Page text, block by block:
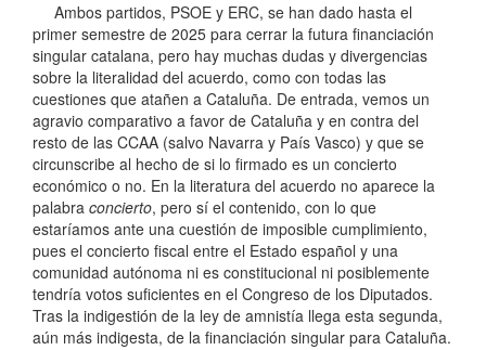
Ambos partidos, PSOE y ERC, se han dado hasta el
primer semestre de 2025 para cerrar la futura financiación
singular catalana, pero hay muchas dudas y divergencias
sobre la literalidad del acuerdo, como con todas las
cuestiones que atañen a Cataluña. De entrada, vemos un
agravio comparativo a favor de Cataluña y en contra del
resto de las CCAA (salvo Navarra y País Vasco) y que se
circunscribe al hecho de si lo firmado es un concierto
económico o no. En la literatura del acuerdo no aparece la
palabra concierto, pero sí el contenido, con lo que
estaríamos ante una cuestión de imposible cumplimiento,
pues el concierto fiscal entre el Estado español y una
comunidad autónoma ni es constitucional ni posiblemente
tendría votos suficientes en el Congreso de los Diputados.
Tras la indigestión de la ley de amnistía llega esta segunda,
aún más indigesta, de la financiación singular para Cataluña.